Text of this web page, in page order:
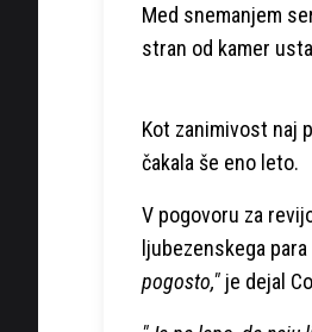
Med snemanjem
stran od kamer
Kot zanimivost naj
čakala še eno leto.
V pogovoru za
ljubezenskega
pogosto," je dejal